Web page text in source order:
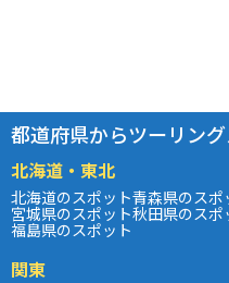
都道府県からツーリン
北海道・東北
北海道のスポット青森県のスポ
宮城県のスポット秋田県のスポ
福島県のスポット
関東